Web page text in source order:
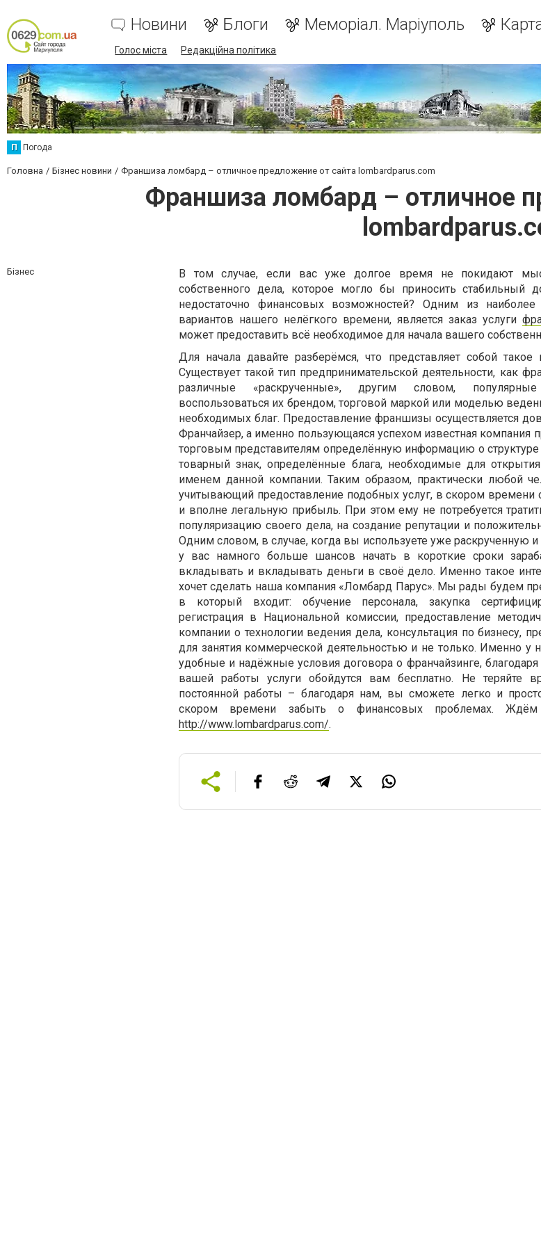
Новини Блоги Меморіал. Маріуполь
Голос міста Редакційна політика
П Погода
Головна Бізнес новини Франшиза ломбард – отличное предложение от сайта lombardparus.com
Франшиза ломбард – отличное
Бізнес
В том случае, если вас уже долгое время не покидают
собственного дела, которое могло бы приносить стабильный
недостаточно финансовых возможностей? Одним из
вариантов нашего нелёгкого времени, является заказ услуги
может предоставить всё необходимое для начала вашего
Для начала давайте разберёмся, что представляет собой такое
Существует такой тип предпринимательской деятельности, как
различные «раскрученные», другим словом,
воспользоваться их брендом, торговой маркой или моделью
необходимых благ. Предоставление франшизы осуществляется
Франчайзер, а именно пользующаяся успехом известная компания
торговым представителям определённую информацию о структуре
товарный знак, определённые блага, необходимые для
именем данной компании. Таким образом, практически любой
учитывающий предоставление подобных услуг, в скором времени
и вполне легальную прибыль. При этом ему не потребуется
популяризацию своего дела, на создание репутации и
Одним словом, в случае, когда вы используете уже раскрученную
у вас намного больше шансов начать в короткие сроки
вкладывать и вкладывать деньги в своё дело. Именно такое
хочет сделать наша компания «Ломбард Парус». Мы рады будем
в который входит: обучение персонала, закупка
регистрация в Национальной комиссии, предоставление
компании о технологии ведения дела, консультация по бизнесу,
для занятия коммерческой деятельностью и не только. Именно у
удобные и надёжные условия договора о франчайзинге,
вашей работы услуги обойдутся вам бесплатно. Не теряйте
постоянной работы – благодаря нам, вы сможете легко и
скором времени забыть о финансовых проблемах.
http://www.lombardparus.com/.